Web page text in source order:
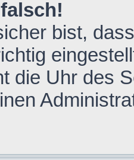
bist,
die Uhr des